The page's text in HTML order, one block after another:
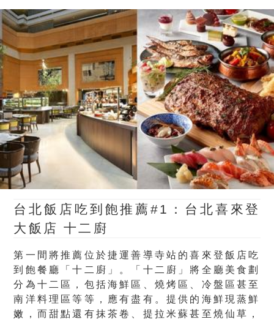
台北飯店吃到飽推薦#1：台北喜來登
大飯店 十二廚
第一間將推薦位於捷運善導寺站的喜來登飯店吃
到飽餐廳「十二廚」。「十二廚」將全廳美食劃
分為十二區，包括海鮮區、燒烤區、冷盤區甚至
南洋料理區等等，應有盡有。提供的海鮮現蒸鮮
嫩，而甜點還有抹茶卷、提拉米蘇甚至燒仙草，